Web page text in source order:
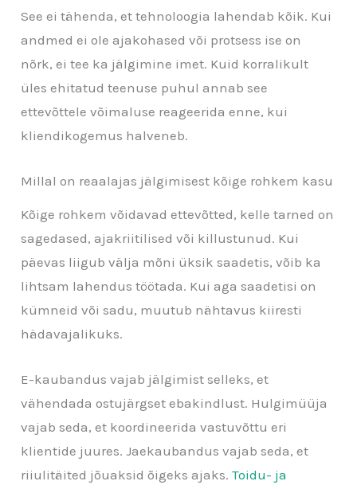
See ei tähenda, et tehnoloogia lahendab kõik. Kui
andmed ei ole ajakohased või protsess ise on
nõrk, ei tee ka jälgimine imet. Kuid korralikult
üles ehitatud teenuse puhul annab see
ettevõttele võimaluse reageerida enne, kui
kliendikogemus halveneb.
Millal on reaalajas jälgimisest kõige rohkem kasu
Kõige rohkem võidavad ettevõtted, kelle tarned on
sagedased, ajakriitilised või killustunud. Kui
päevas liigub välja mõni üksik saadetis, võib ka
lihtsam lahendus töötada. Kui aga saadetisi on
kümneid või sadu, muutub nähtavus kiiresti
hädavajalikuks.
E-kaubandus vajab jälgimist selleks, et
vähendada ostujärgset ebakindlust. Hulgimüüja
vajab seda, et koordineerida vastuvõttu eri
klientide juures. Jaekaubandus vajab seda, et
riiulitäited jõuaksid õigeks ajaks.Toidu- ja